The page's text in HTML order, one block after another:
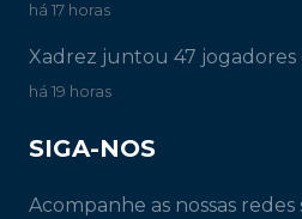
há 17 horas
Xadrez juntou 47 jogadores
há 19 horas
SIGA-NOS
Acompanhe as nossas